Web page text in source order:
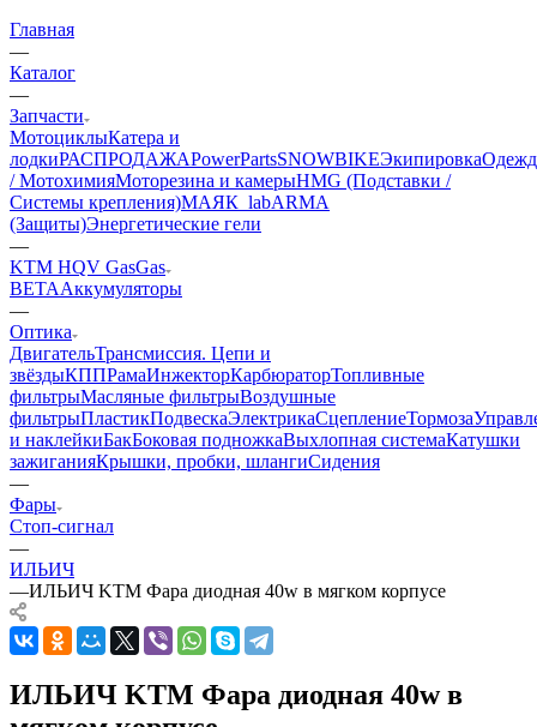
Главная
—
Каталог
—
Запчасти
МотоциклыКатера и
лодкиРАСПРОДАЖАPowerPartsSNOWBIKEЭкипировка
/ МотохимияМоторезина и камерыHMG (Подставки /
Системы крепления)МАЯК_labARMA
(Защиты)Энергетические гели
—
KTM HQV GasGas
BETAАккумуляторы
—
Оптика
ДвигательТрансмиссия. Цепи и
звёздыКППРамаИнжекторКарбюраторТопливные
фильтрыМасляные фильтрыВоздушные
фильтрыПластикПодвескаЭлектрикаСцеплениеТормоза
и наклейкиБакБоковая подножкаВыхлопная системаКатушки
зажиганияКрышки, пробки, шлангиСидения
—
Фары
Стоп-сигнал
—
ИЛЬИЧ
—ИЛЬИЧ KTM Фара диодная 40w в мягком корпусе
ИЛЬИЧ KTM Фара диодная 40w в